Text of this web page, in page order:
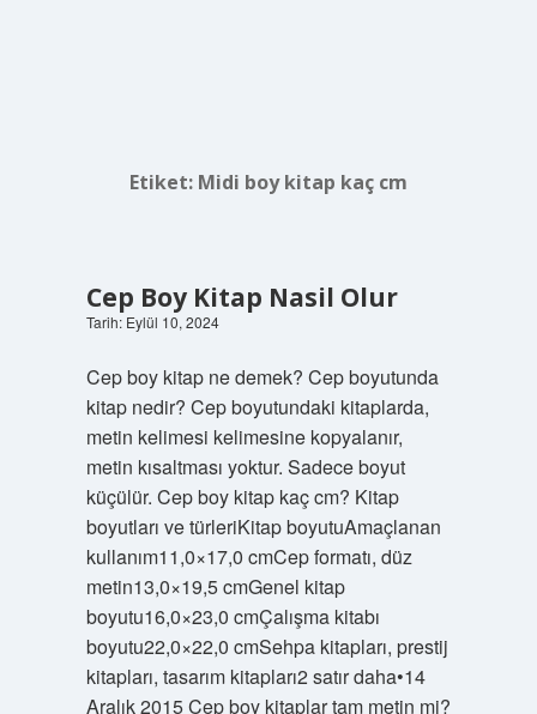
Etiket: Midi boy kitap kaç cm
Cep Boy Kitap Nasil Olur
Tarih: Eylül 10, 2024
Cep boy kitap ne demek? Cep boyutunda
kitap nedir? Cep boyutundaki kitaplarda,
metin kelimesi kelimesine kopyalanır,
metin kısaltması yoktur. Sadece boyut
küçülür. Cep boy kitap kaç cm? Kitap
boyutları ve türleriKitap boyutuAmaçlanan
kullanım11,0×17,0 cmCep formatı, düz
metin13,0×19,5 cmGenel kitap
boyutu16,0×23,0 cmÇalışma kitabı
boyutu22,0×22,0 cmSehpa kitapları, prestij
kitapları, tasarım kitapları2 satır daha•14
Aralık 2015 Cep boy kitaplar tam metin mi?